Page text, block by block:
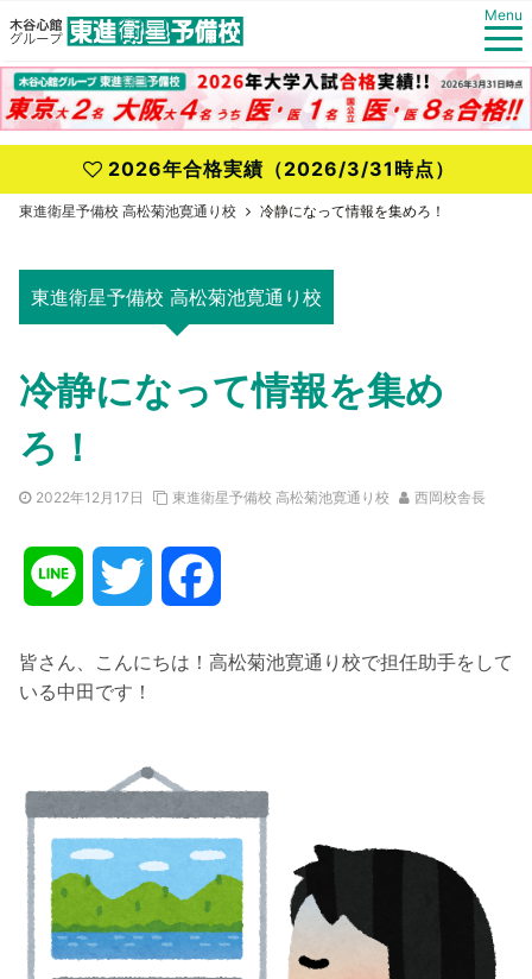
Menu
2026年合格実績（2026/3/31時点）
東進衛星予備校 高松菊池寛通り校 冷静になって情報を集めろ！
東進衛星予備校 高松菊池寛通り校
冷静になって情報を集め
ろ！
2022年12月17日 東進衛星予備校 高松菊池寛通り校 西岡校舎長
n
t
e
r
b
o
o
皆さん、こんにちは！高松菊池寛通り校で担任助手をして
いる中田です！